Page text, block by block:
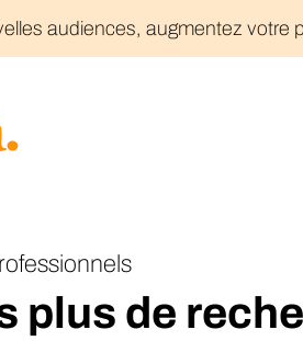
audiences, augmentez votre
plus de